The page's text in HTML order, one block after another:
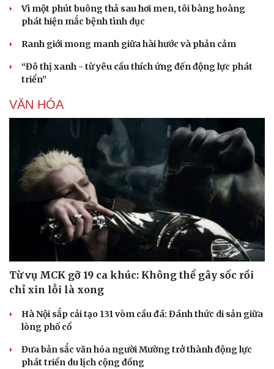
Nhi khoa
Nam khoa
Phòng mạch online
Vì một phút buông thả sau hơi men, tôi bàng hoàng
phát hiện mắc bệnh tình dục
Ranh giới mong manh giữa hài hước và phản cảm
“Đô thị xanh - từ yêu cầu thích ứng đến động lực phát
triển”
VĂN HÓA
Từ vụ MCK gỡ 19 ca khúc: Không thể gây sốc rồi
chỉ xin lỗi là xong
Hà Nội sắp cải tạo 131 vòm cầu đá: Đánh thức di sản giữa
lòng phố cổ
Đưa bản sắc văn hóa người Mường trở thành động lực
phát triển du lịch cộng đồng